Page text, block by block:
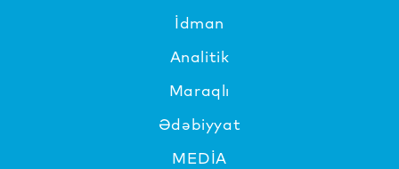
İdman
Analitik
Maraqlı
Ədəbiyyat
MEDİA